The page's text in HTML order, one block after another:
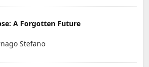
A Forgotten Future
Stefano